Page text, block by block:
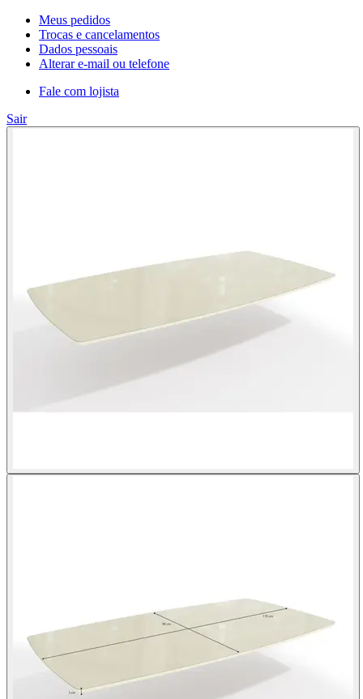
Meus pedidos
Trocas e cancelamentos
Dados pessoais
Alterar e-mail ou telefone
Fale com lojista
Sair